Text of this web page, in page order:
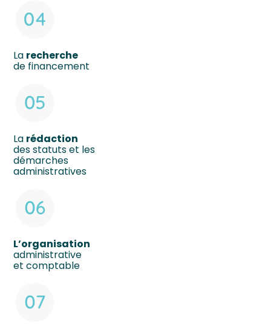
La recherche
de financement
La rédaction
des statuts et les
démarches
administratives
L’organisation
administrative
et comptable